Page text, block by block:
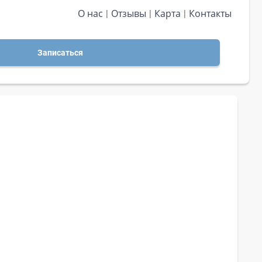
О нас Отзывы Карта Контакты
Записаться